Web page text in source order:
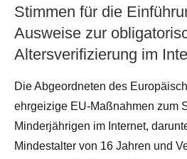
Stimmen für die
Ausweise zur
Altersverifizierung im
Die Abgeordneten des
ehrgeizige EU-Maßnahmen zum
Minderjährigen im Internet,
Mindestalter von 16 Jahren und